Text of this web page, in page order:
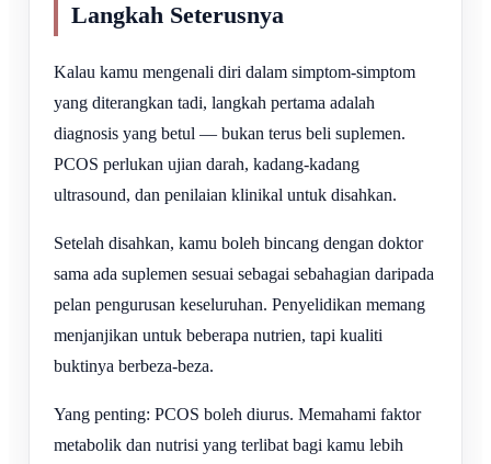
Langkah Seterusnya
Kalau kamu mengenali diri dalam simptom-simptom
yang diterangkan tadi, langkah pertama adalah
diagnosis yang betul — bukan terus beli suplemen.
PCOS perlukan ujian darah, kadang-kadang
ultrasound, dan penilaian klinikal untuk disahkan.
Setelah disahkan, kamu boleh bincang dengan doktor
sama ada suplemen sesuai sebagai sebahagian daripada
pelan pengurusan keseluruhan. Penyelidikan memang
menjanjikan untuk beberapa nutrien, tapi kualiti
buktinya berbeza-beza.
Yang penting: PCOS boleh diurus. Memahami faktor
metabolik dan nutrisi yang terlibat bagi kamu lebih